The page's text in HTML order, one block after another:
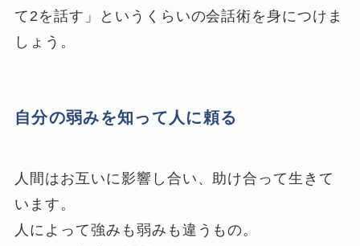
て2を話す」というくらいの会話術を身につけま
しょう。
自分の弱みを知って人に頼る
人間はお互いに影響し合い、助け合って生きて
います。
人によって強みも弱みも違うもの。